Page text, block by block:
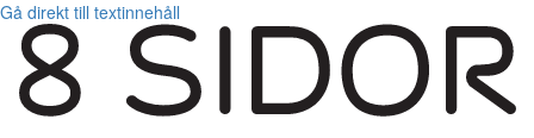
Gå direkt till textinnehåll